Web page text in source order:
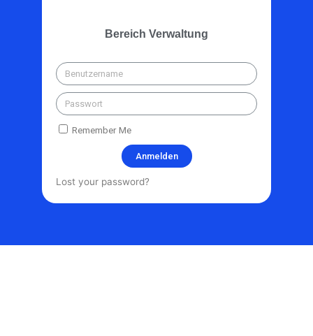
Bereich Verwaltung
Remember Me
Anmelden
Lost your password?